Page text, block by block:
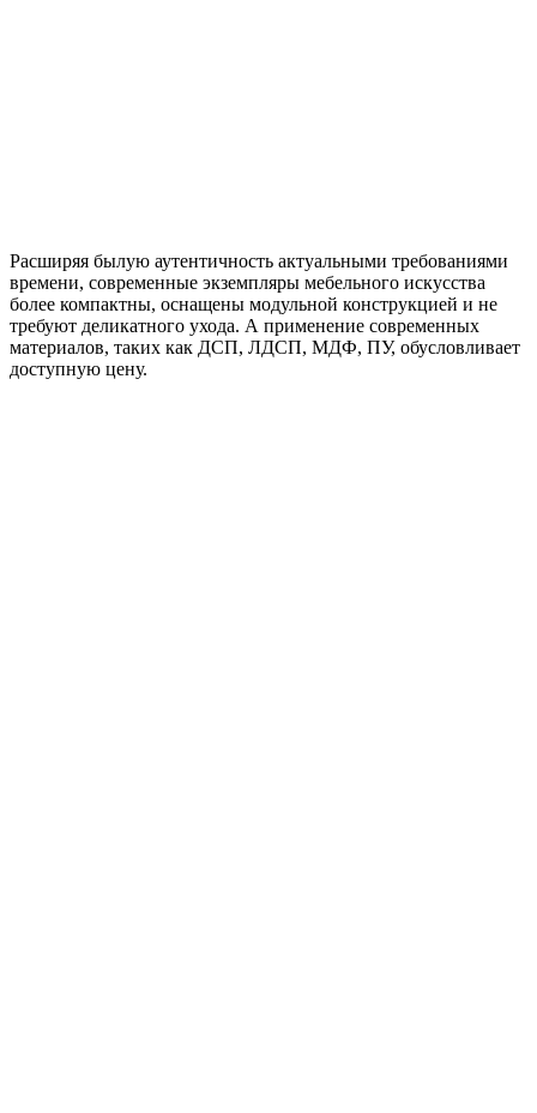
Расширяя былую аутентичность актуальными требованиями
времени, современные экземпляры мебельного искусства
более компактны, оснащены модульной конструкцией и не
требуют деликатного ухода. А применение современных
материалов, таких как ДСП, ЛДСП, МДФ, ПУ, обусловливает
доступную цену.